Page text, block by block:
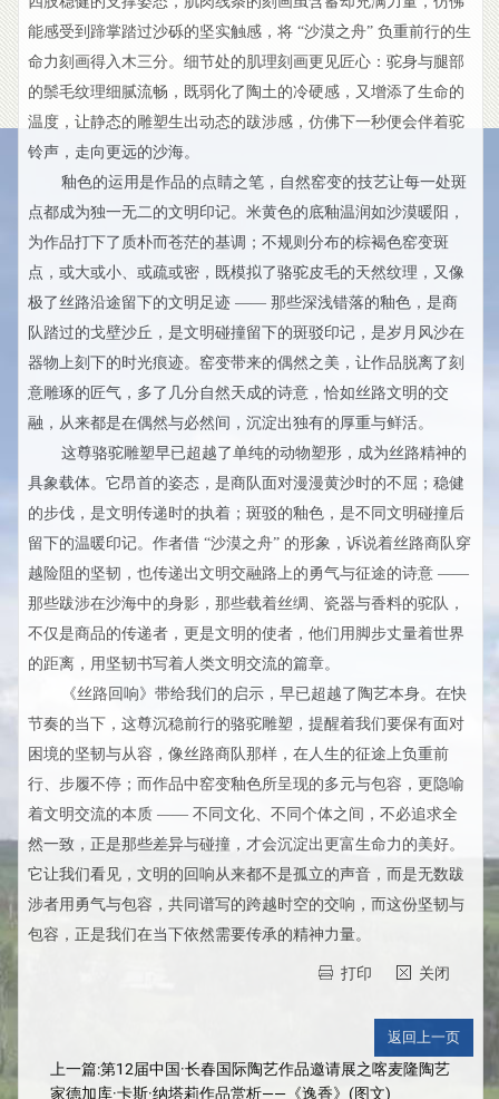
能感受到蹄掌踏过沙砾的坚实触感，将 “沙漠之舟” 负重前行的生
命力刻画得入木三分。细节处的肌理刻画更见匠心：驼身与腿部
的鬃毛纹理细腻流畅，既弱化了陶土的冷硬感，又增添了生命的
温度，让静态的雕塑生出动态的跋涉感，仿佛下一秒便会伴着驼
铃声，走向更远的沙海。
釉色的运用是作品的点睛之笔，自然窑变的技艺让每一处斑
点都成为独一无二的文明印记。米黄色的底釉温润如沙漠暖阳，
为作品打下了质朴而苍茫的基调；不规则分布的棕褐色窑变斑
点，或大或小、或疏或密，既模拟了骆驼皮毛的天然纹理，又像
极了丝路沿途留下的文明足迹 —— 那些深浅错落的釉色，是商
队踏过的戈壁沙丘，是文明碰撞留下的斑驳印记，是岁月风沙在
器物上刻下的时光痕迹。窑变带来的偶然之美，让作品脱离了刻
意雕琢的匠气，多了几分自然天成的诗意，恰如丝路文明的交
融，从来都是在偶然与必然间，沉淀出独有的厚重与鲜活。
这尊骆驼雕塑早已超越了单纯的动物塑形，成为丝路精神的
具象载体。它昂首的姿态，是商队面对漫漫黄沙时的不屈；稳健
的步伐，是文明传递时的执着；斑驳的釉色，是不同文明碰撞后
留下的温暖印记。作者借 “沙漠之舟” 的形象，诉说着丝路商队穿
越险阻的坚韧，也传递出文明交融路上的勇气与征途的诗意 ——
那些跋涉在沙海中的身影，那些载着丝绸、瓷器与香料的驼队，
不仅是商品的传递者，更是文明的使者，他们用脚步丈量着世界
的距离，用坚韧书写着人类文明交流的篇章。
《丝路回响》带给我们的启示，早已超越了陶艺本身。在快
节奏的当下，这尊沉稳前行的骆驼雕塑，提醒着我们要保有面对
困境的坚韧与从容，像丝路商队那样，在人生的征途上负重前
行、步履不停；而作品中窑变釉色所呈现的多元与包容，更隐喻
着文明交流的本质 —— 不同文化、不同个体之间，不必追求全
然一致，正是那些差异与碰撞，才会沉淀出更富生命力的美好。
它让我们看见，文明的回响从来都不是孤立的声音，而是无数跋
涉者用勇气与包容，共同谱写的跨越时空的交响，而这份坚韧与
包容，正是我们在当下依然需要传承的精神力量。
打印 关闭
上一篇:第12届中国·长春国际陶艺作品邀请展之喀麦隆陶艺
家德加库·卡斯·纳塔莉作品赏析——《逸香》(图文)